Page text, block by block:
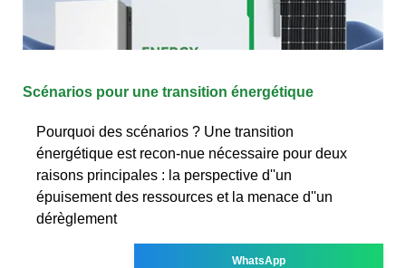
Scénarios pour une transition énergétique
Pourquoi des scénarios ? Une transition
énergétique est recon-nue nécessaire pour deux
raisons principales : la perspective d''un
épuisement des ressources et la menace d''un
dérèglement
WhatsApp